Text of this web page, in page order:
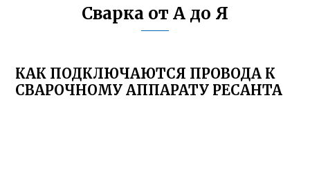
Сварка от А до Я
КАК ПОДКЛЮЧАЮТСЯ ПРОВОДА К
СВАРОЧНОМУ АППАРАТУ РЕСАНТА